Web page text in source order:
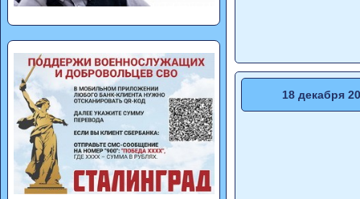
18 декабря